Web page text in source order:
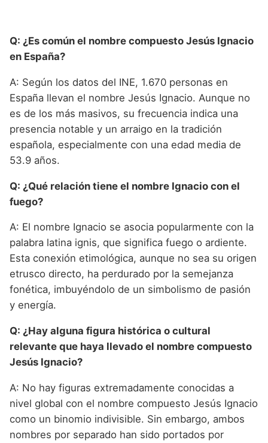
Q: ¿Es común el nombre compuesto Jesús Ignacio
en España?
A: Según los datos del INE, 1.670 personas en
España llevan el nombre Jesús Ignacio. Aunque no
es de los más masivos, su frecuencia indica una
presencia notable y un arraigo en la tradición
española, especialmente con una edad media de
53.9 años.
Q: ¿Qué relación tiene el nombre Ignacio con el
fuego?
A: El nombre Ignacio se asocia popularmente con la
palabra latina ignis, que significa fuego o ardiente.
Esta conexión etimológica, aunque no sea su origen
etrusco directo, ha perdurado por la semejanza
fonética, imbuyéndolo de un simbolismo de pasión
y energía.
Q: ¿Hay alguna figura histórica o cultural
relevante que haya llevado el nombre compuesto
Jesús Ignacio?
A: No hay figuras extremadamente conocidas a
nivel global con el nombre compuesto Jesús Ignacio
como un binomio indivisible. Sin embargo, ambos
nombres por separado han sido portados por